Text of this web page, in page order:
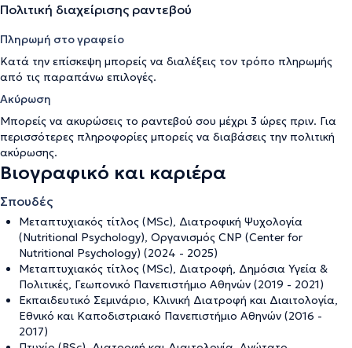
Πολιτική διαχείρισης ραντεβού
Πληρωμή στο γραφείο
Κατά την επίσκεψη μπορείς να διαλέξεις τον τρόπο πληρωμής
από τις παραπάνω επιλογές.
Ακύρωση
Μπορείς να ακυρώσεις το ραντεβού σου μέχρι 3 ώρες πριν. Για
περισσότερες πληροφορίες μπορείς να διαβάσεις την πολιτική
ακύρωσης.
Βιογραφικό και καριέρα
Σπουδές
Μεταπτυχιακός τίτλος (ΜSc), Διατροφική Ψυχολογία
(Nutritional Psychology), Οργανισμός CNP (Center for
Nutritional Psychology) (2024 - 2025)
Μεταπτυχιακός τίτλος (ΜSc), Διατροφή, Δημόσια Υγεία &
Πολιτικές, Γεωπονικό Πανεπιστήμιο Αθηνών (2019 - 2021)
Εκπαιδευτικό Σεμινάριο, Κλινική Διατροφή και Διαιτολογία,
Εθνικό και Καποδιστριακό Πανεπιστήμιο Αθηνών (2016 -
2017)